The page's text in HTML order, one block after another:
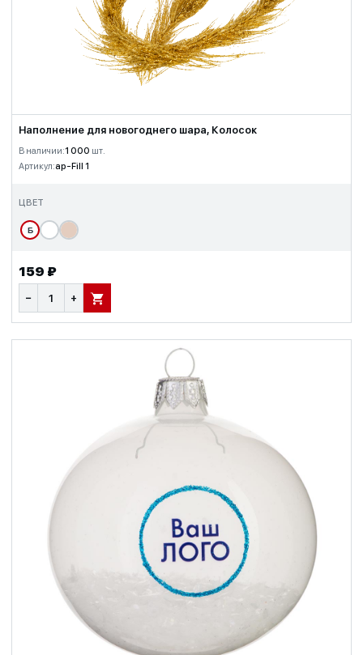
Наполнение для новогоднего шара, Колосок
В наличии:1 000 шт.
Артикул:ap-Fill 1
ЦВЕТ
Б
159 ₽
− + В КОРЗИНУ